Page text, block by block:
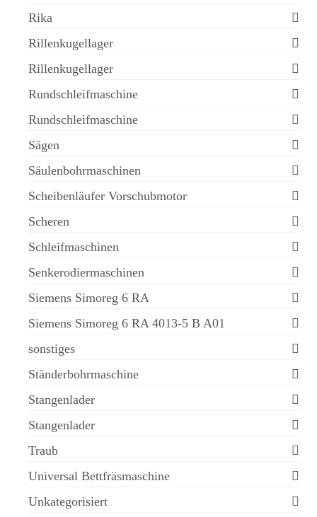
Rika
Rillenkugellager
Rillenkugellager
Rundschleifmaschine
Rundschleifmaschine
Sägen
Säulenbohrmaschinen
Scheibenläufer Vorschubmotor
Scheren
Schleifmaschinen
Senkerodiermaschinen
Siemens Simoreg 6 RA
Siemens Simoreg 6 RA 4013-5 B A01
sonstiges
Ständerbohrmaschine
Stangenlader
Stangenlader
Traub
Universal Bettfräsmaschine
Unkategorisiert